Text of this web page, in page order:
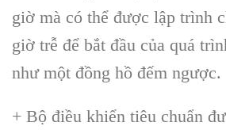
giờ mà có thể được lập trình
giờ trễ để bắt đầu của quá
như một đồng hồ đếm ngược.
+ Bộ điều khiển tiêu chuẩn